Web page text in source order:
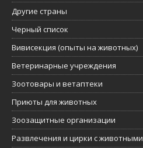
Другие страны
Черный список
Вивисекция (опыты на животных)
Ветеринарные учреждения
Зоотовары и ветаптеки
Приюты для животных
Зоозащитные организации
Развлечения и цирки с животными